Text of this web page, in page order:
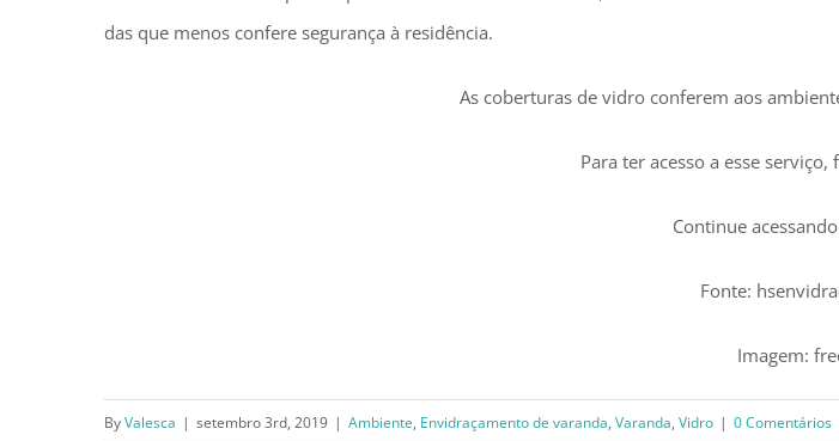
das que menos confere segurança à residência.
As coberturas de vidro conferem aos
Para ter acesso a esse serviço,
Continue
Fonte:
Imagem:
ByValesca | setembro 3rd, 2019 | Ambiente, Envidraçamento de varanda, Varanda, Vidro | 0 Comentários